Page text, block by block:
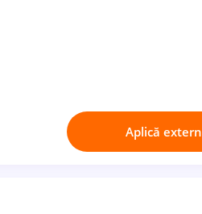
Aplică extern